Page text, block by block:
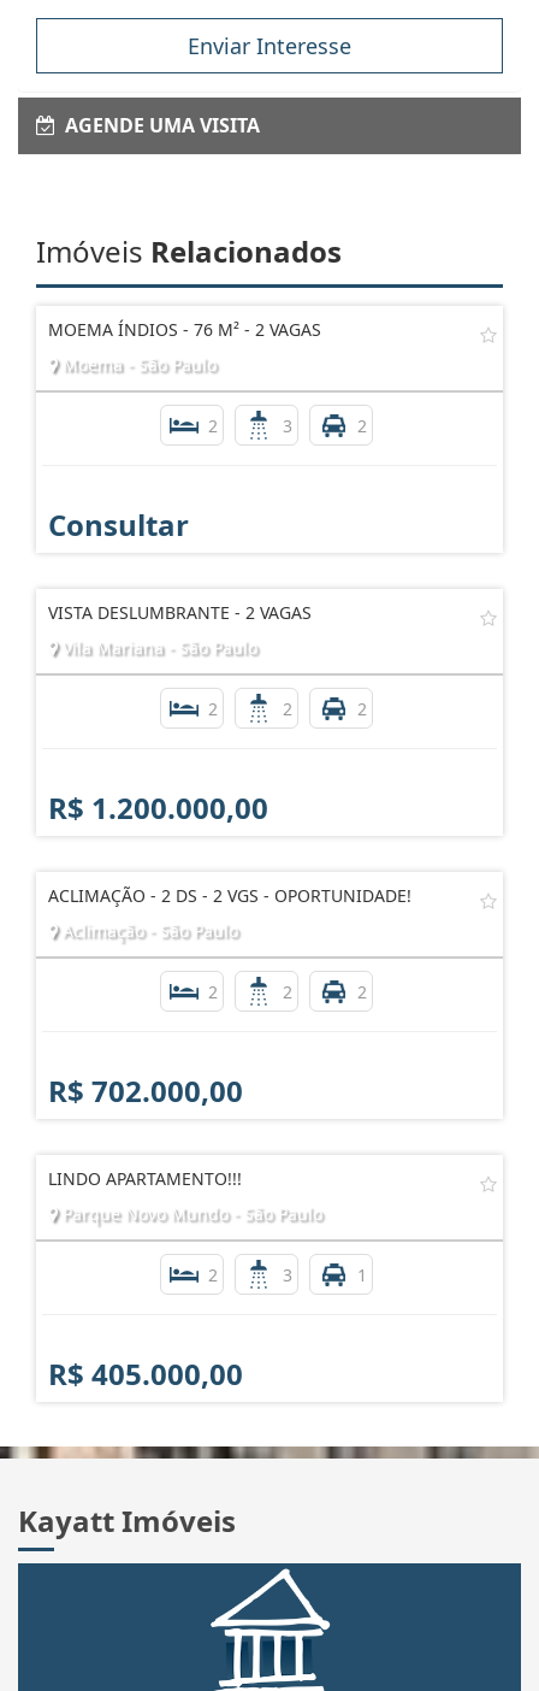
Enviar Interesse
AGENDE UMA VISITA
Imóveis Relacionados
MOEMA ÍNDIOS - 76 M² - 2 VAGAS
Moema - São Paulo
2 3 2
Consultar
VISTA DESLUMBRANTE - 2 VAGAS
Vila Mariana - São Paulo
2 2 2
R$ 1.200.000,00
ACLIMAÇÃO - 2 DS - 2 VGS - OPORTUNIDADE!
Aclimação - São Paulo
2 2 2
R$ 702.000,00
LINDO APARTAMENTO!!!
Parque Novo Mundo - São Paulo
2 3 1
R$ 405.000,00
Kayatt Imóveis